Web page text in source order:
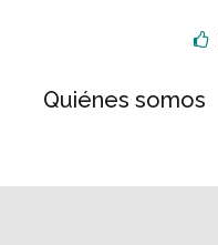
Quiénes somos